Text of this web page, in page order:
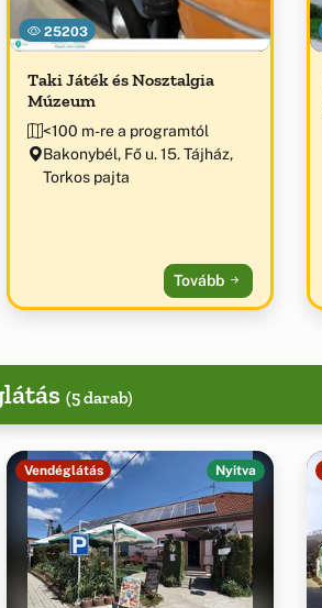
25203
Taki Játék és Nosztalgia
Múzeum
<100 m-re a programtól
Bakonybél, Fő u. 15. Tájház,
Torkos pajta
Tovább
(5 darab)
Vendéglátás Nyitva